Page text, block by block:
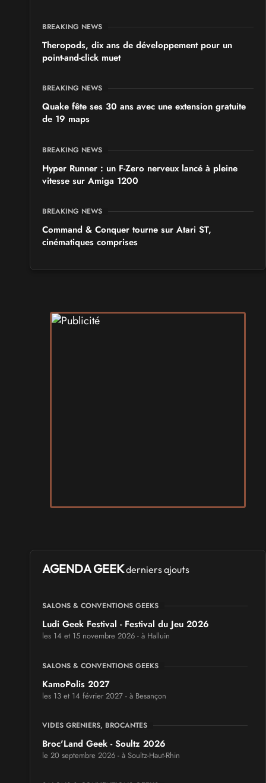
BREAKING NEWS
Theropods, dix ans de développement pour un
point-and-click muet
BREAKING NEWS
Quake fête ses 30 ans avec une extension gratuite
de 19 maps
BREAKING NEWS
Hyper Runner : un F-Zero nerveux lancé à pleine
vitesse sur Amiga 1200
BREAKING NEWS
Command & Conquer tourne sur Atari ST,
cinématiques comprises
AGENDA GEEKderniers ajouts
SALONS & CONVENTIONS GEEKS
Ludi Geek Festival - Festival du Jeu 2026
les 14 et 15 novembre 2026 - à Halluin
SALONS & CONVENTIONS GEEKS
KamoPolis 2027
les 13 et 14 février 2027 - à Besançon
VIDES GRENIERS, BROCANTES
Broc'Land Geek - Soultz 2026
le 20 septembre 2026 - à Soultz-Haut-Rhin